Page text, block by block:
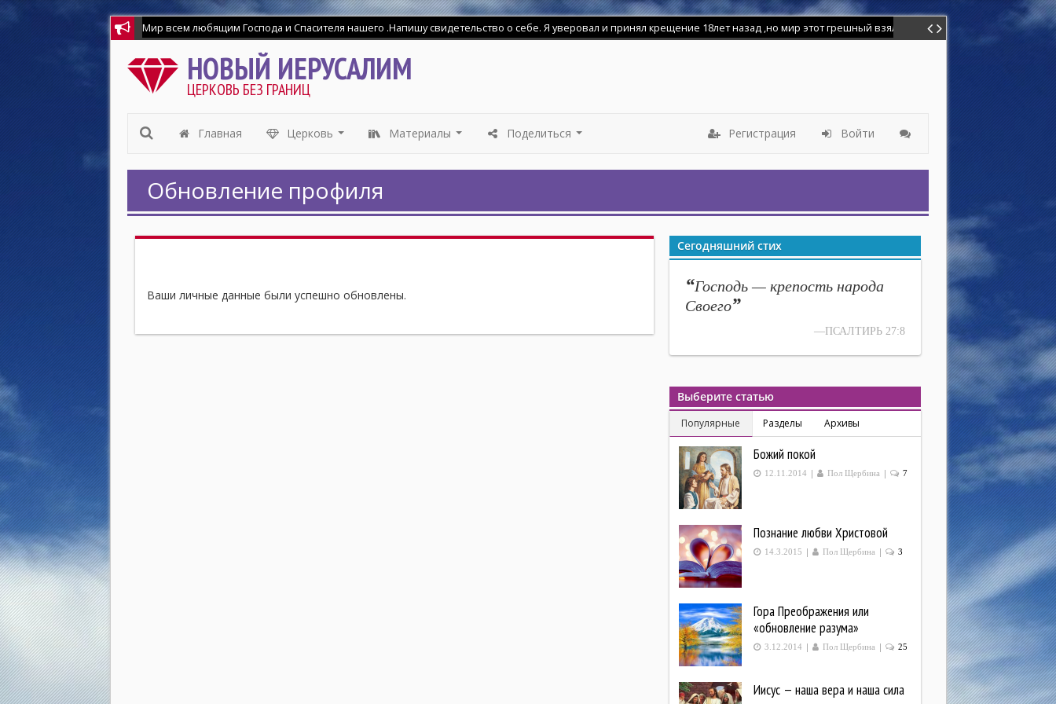
НОВЫЙ ИЕРУСАЛИМ
ЦЕРКОВЬ БЕЗ ГРАНИЦ
Главная Церковь Материалы Поделиться Регистрация Войти
Обновление профиля
Ваши личные данные были успешно обновлены.
Сегодняшний стих
“Господь — крепость народа
Своего”
—ПСАЛТИРЬ 27:8
Выберите статью
Популярные Разделы Архивы
Божий покой
12.11.2014 | Пол Щербина | 7
Познание любви Христовой
14.3.2015 | Пол Щербина | 3
Гора Преображения или
«обновление разума»
3.12.2014 | Пол Щербина | 25
Иисус — наша вера и наша сила